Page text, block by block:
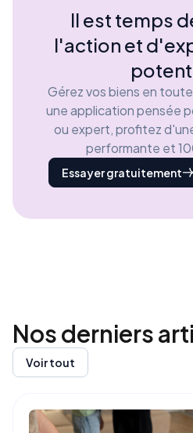
Il est temps
l'action et
Gérez vos biens en
une application pensée
ou expert, profitez
performante et
Essayer gratuitement
Nos derniers
Voir tout